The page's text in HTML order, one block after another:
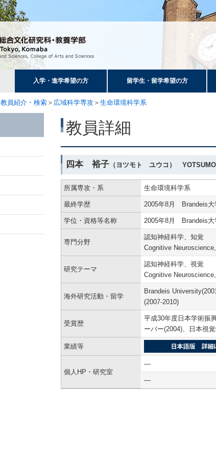
入学・進学希望の方 留学生・留学希望の方
教員紹介・検索 ＞ 広域科学専攻 ＞ 生命環境科学系
教員詳細
四本 裕子 （ヨツモト ユウコ）
所属専攻・系 生命環境科学系
最終学歴 2005年8月 Brandeis大
学位・資格等名称 2005年8月 Brandeis大
専門分野
認知神経科学、知覚
Cognitive
研究テーマ
認知神経科学、視覚
Cognitive
海外研究活動・留学
Brandeis
(2007-2010)
受賞歴
平成30年度日本学術振
ーバー(2004)、日本視
業績等
個人HP・研究室
―
―